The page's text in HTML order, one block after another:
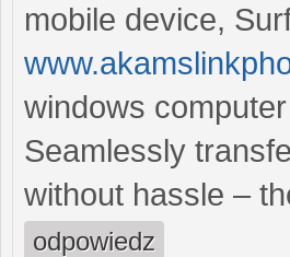
mobile device,
windows
Seamlessly
without hassle –
odpowiedz